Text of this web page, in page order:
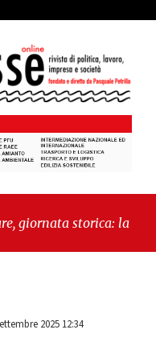
storica: la ceramica
2025 12:34